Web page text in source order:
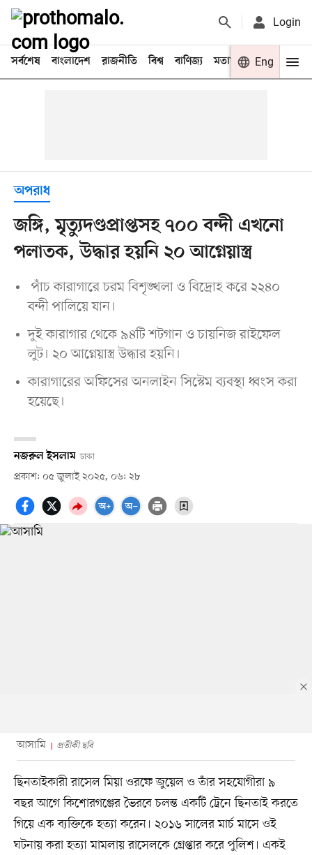
Login
সর্বশেষ বাংলাদেশ রাজনীতি বিশ্ব বাণিজ্য মতামত খেলা
Eng
অপরাধ
জঙ্গি, মৃত্যুদণ্ডপ্রাপ্তসহ ৭০০ বন্দী এখনো
পলাতক, উদ্ধার হয়নি ২০ আগ্নেয়াস্ত্র
পাঁচ কারাগারে চরম বিশৃঙ্খলা ও বিদ্রোহ করে ২২৪০
বন্দী পালিয়ে যান।
দুই কারাগার থেকে ৯৪টি শটগান ও চায়নিজ রাইফেল
লুট। ২০ আগ্নেয়াস্ত্র উদ্ধার হয়নি।
কারাগারের অফিসের অনলাইন সিস্টেম ব্যবস্থা ধ্বংস করা
হয়েছে।
নজরুল ইসলাম ঢাকা
প্রকাশ: ০৫ জুলাই ২০২৫, ০৬: ২৮
আসামি প্রতীকী ছবি
ছিনতাইকারী রাসেল মিয়া ওরফে জুয়েল ও তাঁর সহযোগীরা ৯
বছর আগে কিশোরগঞ্জের ভৈরবে চলন্ত একটি ট্রেনে ছিনতাই করতে
গিয়ে এক ব্যক্তিকে হত্যা করেন। ২০১৬ সালের মার্চ মাসে ওই
ঘটনায় করা হত্যা মামলায় রাসেলকে গ্রেপ্তার করে পুলিশ। একই